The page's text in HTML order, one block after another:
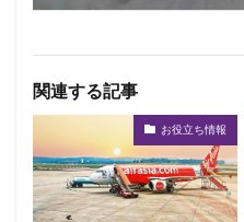
関連する記事
お役立ち情報